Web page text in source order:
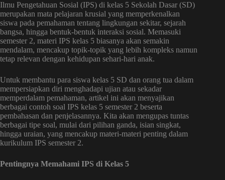
Ilmu Pengetahuan Sosial (IPS) di kelas 5 Sekolah Dasar (SD)
merupakan mata pelajaran krusial yang memperkenalkan
siswa pada pemahaman tentang lingkungan sekitar, sejarah
bangsa, hingga bentuk-bentuk interaksi sosial. Memasuki
semester 2, materi IPS kelas 5 biasanya akan semakin
mendalam, mencakup topik-topik yang lebih kompleks namun
tetap relevan dengan kehidupan sehari-hari anak.
Untuk membantu para siswa kelas 5 SD dan orang tua dalam
mempersiapkan diri menghadapi ujian atau sekadar
memperdalam pemahaman, artikel ini akan menyajikan
berbagai contoh soal IPS kelas 5 semester 2 beserta
pembahasan dan penjelasannya. Kita akan mengupas tuntas
berbagai tipe soal, mulai dari pilihan ganda, isian singkat,
hingga uraian, yang mencakup materi-materi penting dalam
kurikulum IPS semester 2.
Pentingnya Memahami IPS di Kelas 5